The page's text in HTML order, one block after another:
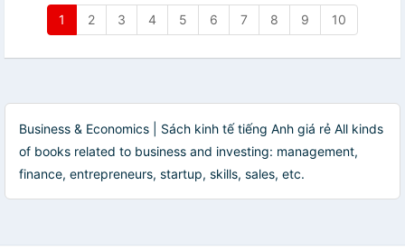
1 2 3 4 5 6 7 8 9 10
Business & Economics | Sách kinh tế tiếng Anh giá rẻ All kinds
of books related to business and investing: management,
finance, entrepreneurs, startup, skills, sales, etc.